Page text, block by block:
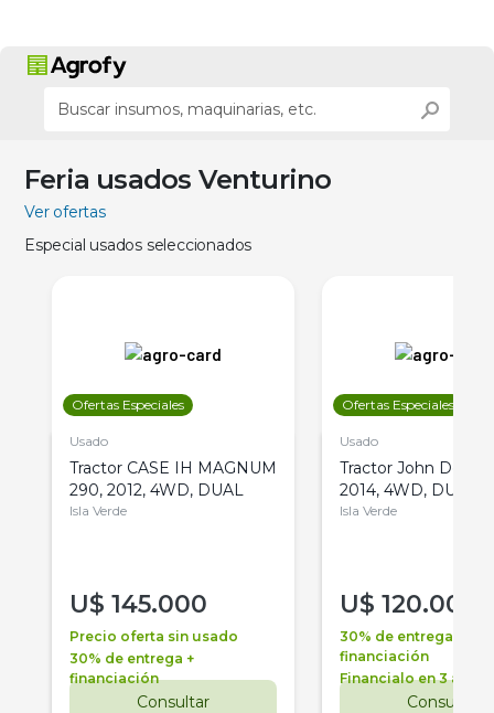
Feria usados Venturino
Ver ofertas
Especial usados seleccionados
Ofertas Especiales
Usado
Tractor CASE IH MAGNUM
290, 2012, 4WD, DUAL
Isla Verde
U$ 145.000
Precio oferta sin usado
30% de entrega +
financiación
Consultar
Ofertas Especiales
Usado
Tractor John Deere
2014, 4WD, DUAL
Isla Verde
U$ 120.000
30% de entrega +
financiación
Financialo en 3 años
Consultar